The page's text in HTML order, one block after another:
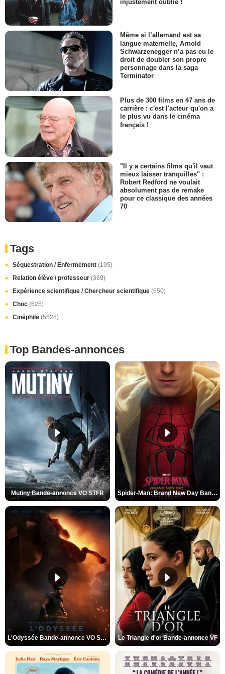
injustement oublié !
Même si l’allemand est sa
langue maternelle, Arnold
Schwarzenegger n’a pas eu le
droit de doubler son propre
personnage dans la saga
Terminator
Plus de 300 films en 47 ans de
carrière : c'est l'acteur qu'on a
le plus vu dans le cinéma
français !
"Il y a certains films qu'il vaut
mieux laisser tranquilles" :
Robert Redford ne voulait
absolument pas de remake
pour ce classique des années
70
Tags
Séquestration / Enfermement (195)
Relation élève / professeur (369)
Expérience scientifique / Chercheur scientifique (650)
Choc (625)
Cinéphile (5528)
Top Bandes-annonces
Mutiny Bande-annonce VO STFR Spider-Man: Brand New Day Bande-annonce VO STFR
L'Odyssée Bande-annonce VO STFR Le Triangle d'or Bande-annonce VF